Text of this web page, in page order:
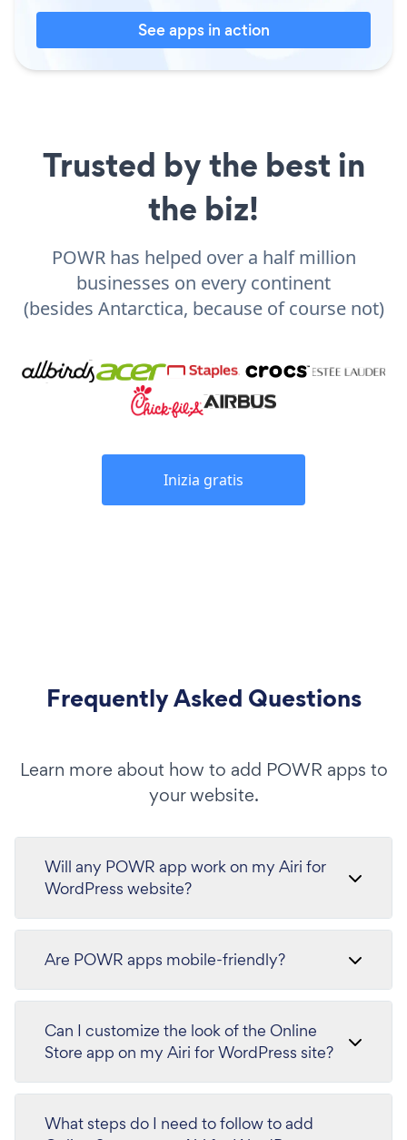
See apps in action
Trusted by the best in
the biz!
POWR has helped over a half million
businesses on every continent
(besides Antarctica, because of course not)
Inizia gratis
Frequently Asked Questions
Learn more about how to add POWR apps to
your website.
Will any POWR app work on my Airi for
WordPress website?
Are POWR apps mobile-friendly?
Can I customize the look of the Online
Store app on my Airi for WordPress site?
What steps do I need to follow to add